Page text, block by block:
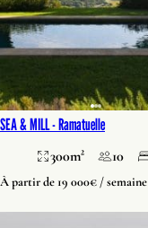
SEA & MILL -Ramatuelle
300m² 10
À partir de 19 000€ / semaine